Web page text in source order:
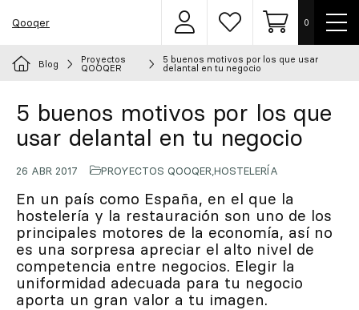
Qooqer
Elige tu uniforme
Delantales
Calzado
Accesorios
Chef
Área
usuarios
Lista
deseos
Carrito
0
menú
Blog Proyectos
QOOQER
5 buenos motivos por los que usar
delantal en tu negocio
5 buenos motivos por los que
usar delantal en tu negocio
26 ABR 2017 PROYECTOS QOOQER HOSTELERÍA
En un país como España, en el que la
hostelería y la restauración son uno de los
principales motores de la economía, así no
es una sorpresa apreciar el alto nivel de
competencia entre negocios. Elegir la
uniformidad adecuada para tu negocio
aporta un gran valor a tu imagen.